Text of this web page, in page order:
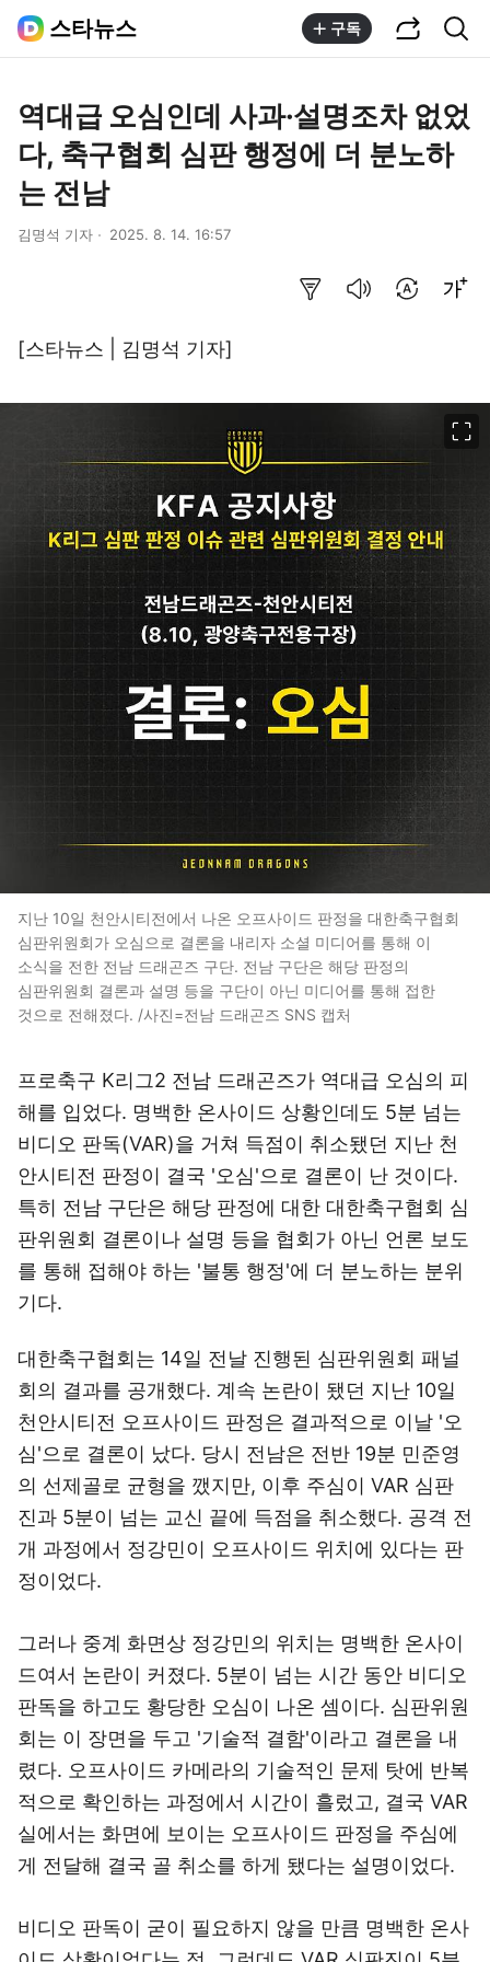
스타뉴스 구독
역대급 오심인데 사과·설명조차 없었
다, 축구협회 심판 행정에 더 분노하
는 전남
김명석 기자 2025. 8. 14. 16:57
[스타뉴스 | 김명석 기자]
지난 10일 천안시티전에서 나온 오프사이드 판정을 대한축구협회
심판위원회가 오심으로 결론을 내리자 소셜 미디어를 통해 이
소식을 전한 전남 드래곤즈 구단. 전남 구단은 해당 판정의
심판위원회 결론과 설명 등을 구단이 아닌 미디어를 통해 접한
것으로 전해졌다. /사진=전남 드래곤즈 SNS 캡처
프로축구 K리그2 전남 드래곤즈가 역대급 오심의 피
해를 입었다. 명백한 온사이드 상황인데도 5분 넘는
비디오 판독(VAR)을 거쳐 득점이 취소됐던 지난 천
안시티전 판정이 결국 '오심'으로 결론이 난 것이다.
특히 전남 구단은 해당 판정에 대한 대한축구협회 심
판위원회 결론이나 설명 등을 협회가 아닌 언론 보도
를 통해 접해야 하는 '불통 행정'에 더 분노하는 분위
기다.
대한축구협회는 14일 전날 진행된 심판위원회 패널
회의 결과를 공개했다. 계속 논란이 됐던 지난 10일
천안시티전 오프사이드 판정은 결과적으로 이날 '오
심'으로 결론이 났다. 당시 전남은 전반 19분 민준영
의 선제골로 균형을 깼지만, 이후 주심이 VAR 심판
진과 5분이 넘는 교신 끝에 득점을 취소했다. 공격 전
개 과정에서 정강민이 오프사이드 위치에 있다는 판
정이었다.
그러나 중계 화면상 정강민의 위치는 명백한 온사이
드여서 논란이 커졌다. 5분이 넘는 시간 동안 비디오
판독을 하고도 황당한 오심이 나온 셈이다. 심판위원
회는 이 장면을 두고 '기술적 결함'이라고 결론을 내
렸다. 오프사이드 카메라의 기술적인 문제 탓에 반복
적으로 확인하는 과정에서 시간이 흘렀고, 결국 VAR
실에서는 화면에 보이는 오프사이드 판정을 주심에
게 전달해 결국 골 취소를 하게 됐다는 설명이었다.
비디오 판독이 굳이 필요하지 않을 만큼 명백한 온사